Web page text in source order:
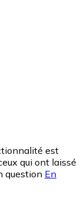
est
qui ont laissé
question En